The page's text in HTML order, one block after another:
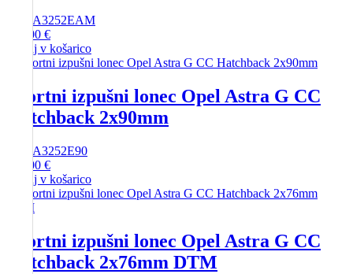
A3252EAM
215,00 €
Dodaj v košarico
Športni izpušni lonec Opel Astra G CC
Hatchback 2x90mm
A3252E90
200,00 €
Dodaj v košarico
Športni izpušni lonec Opel Astra G CC
Hatchback 2x76mm DTM